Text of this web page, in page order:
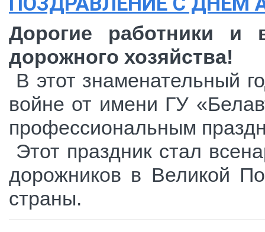
Дорогие работники и
дорожного хозяйства!
В этот знаменательный
войне от имени ГУ
профессиональным
Этот праздник стал
дорожников в Великой
страны.